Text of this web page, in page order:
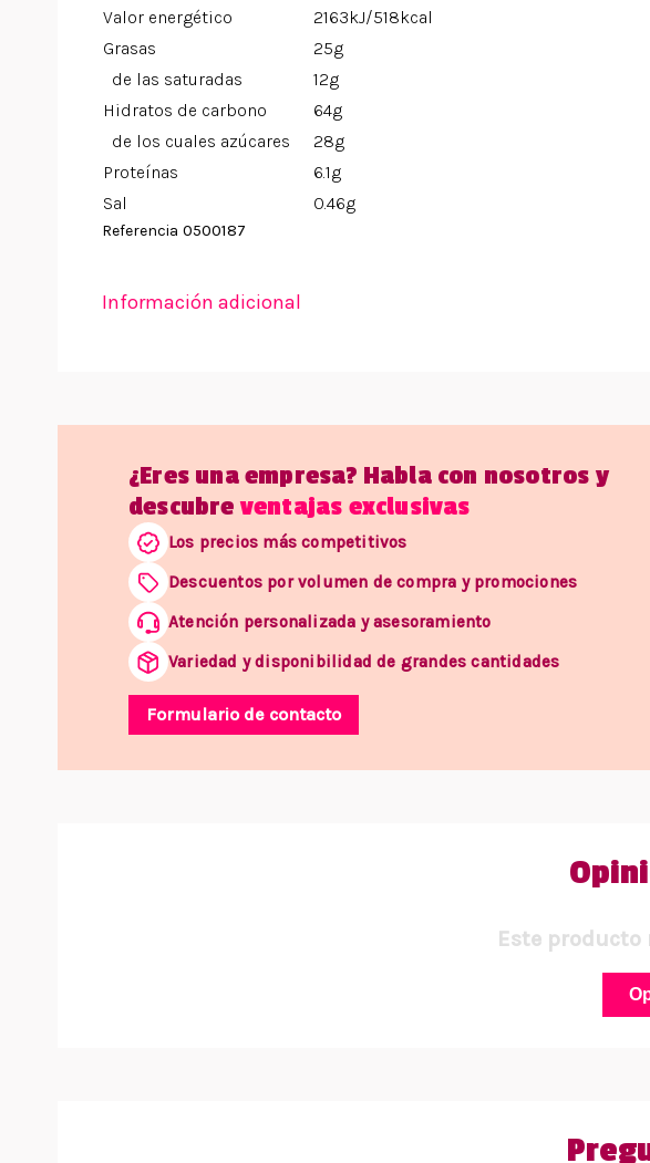
Valor energético
2163kJ/518kcal
Grasas
25g
de las saturadas
12g
Hidratos de carbono
64g
de los cuales azúcares
28g
Proteínas
6.1g
Sal
0.46g
Referencia 0500187
Información adicional
¿Eres una empresa? Habla con nosotros y
descubreventajas exclusivas
Los precios más competitivos
Descuentos por volumen de compra y promociones
Atención personalizada y asesoramiento
Variedad y disponibilidad de grandes cantidades
Formulario de contacto
Este producto